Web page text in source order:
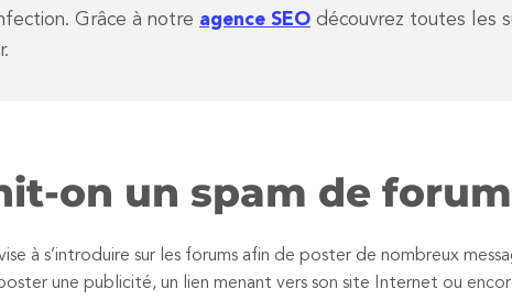
Grâce à notre agence SEO découvrez toutes les
on un spam de
à s’introduire sur les forums afin de poster de nombreux
une publicité, un lien menant vers son site Internet ou